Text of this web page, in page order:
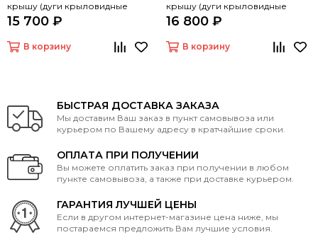
крышу (дуги крыловидные
серые 130 см)
15 700 ₽
В корзину
крышу (дуги крыловидные
черные 130 см)
16 800 ₽
В корзину
БЫСТРАЯ ДОСТАВКА ЗАКАЗА
Мы доставим Ваш заказ в пункт самовывоза или
курьером по Вашему адресу в кратчайшие сроки.
ОПЛАТА ПРИ ПОЛУЧЕНИИ
Вы можете оплатить заказ при получении в любом
пункте самовывоза, а также при доставке курьером.
ГАРАНТИЯ ЛУЧШЕЙ ЦЕНЫ
Если в другом интернет-магазине цена ниже, мы
постараемся предложить Вам лучшие условия.